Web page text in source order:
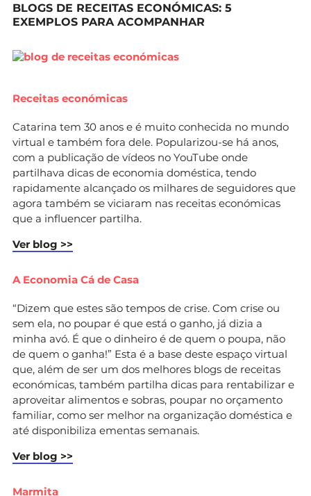
BLOGS DE RECEITAS ECONÓMICAS: 5
EXEMPLOS PARA ACOMPANHAR
Receitas económicas
Catarina tem 30 anos e é muito conhecida no mundo
virtual e também fora dele. Popularizou-se há anos,
com a publicação de vídeos no YouTube onde
partilhava dicas de economia doméstica, tendo
rapidamente alcançado os milhares de seguidores que
agora também se viciaram nas receitas económicas
que a influencer partilha.
Ver blog >>
A Economia Cá de Casa
“Dizem que estes são tempos de crise. Com crise ou
sem ela, no poupar é que está o ganho, já dizia a
minha avó. É que o dinheiro é de quem o poupa, não
de quem o ganha!” Esta é a base deste espaço virtual
que, além de ser um dos melhores blogs de receitas
económicas, também partilha dicas para rentabilizar e
aproveitar alimentos e sobras, poupar no orçamento
familiar, como ser melhor na organização doméstica e
até disponibiliza ementas semanais.
Ver blog >>
Marmita